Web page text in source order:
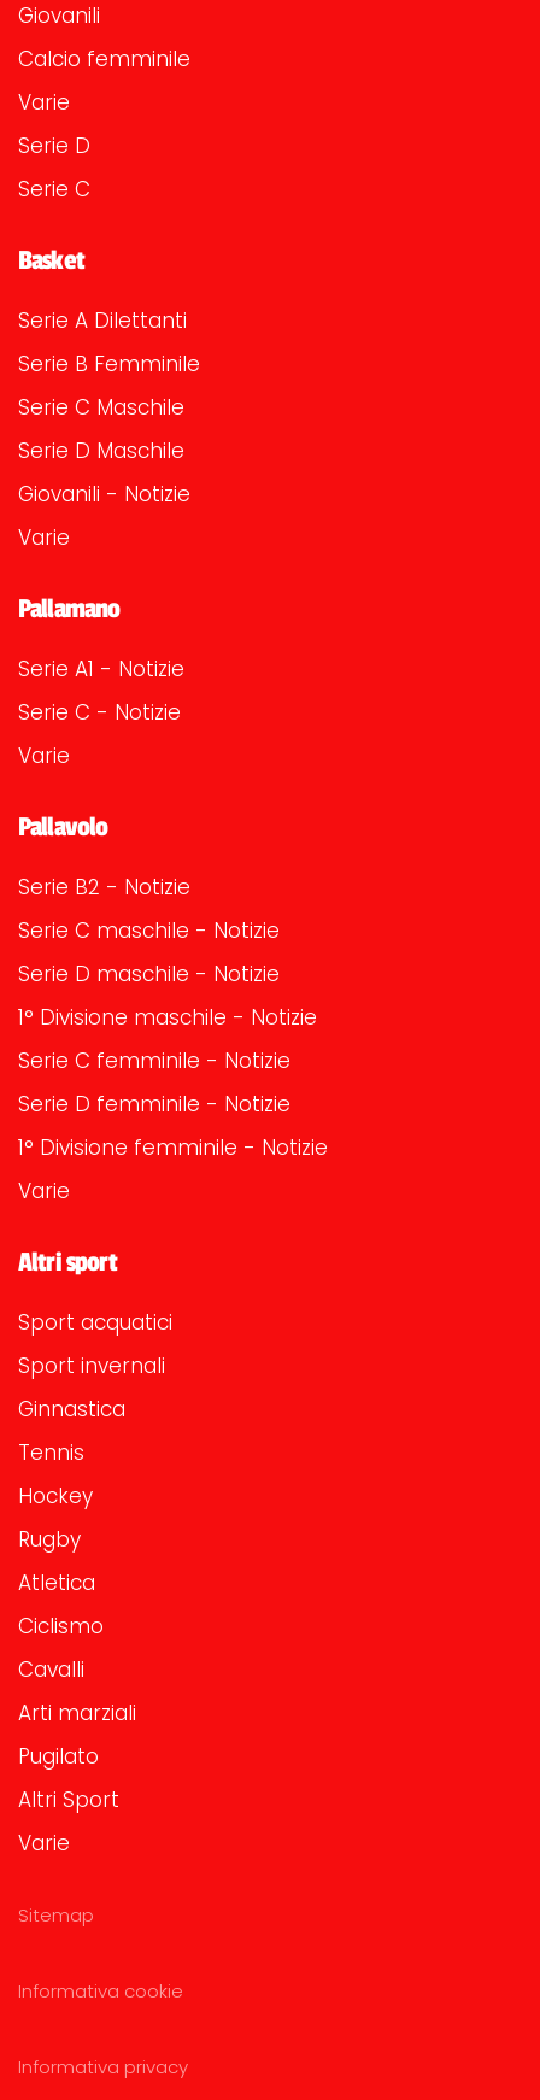
Giovanili
Calcio femminile
Varie
Serie D
Serie C
Basket
Serie A Dilettanti
Serie B Femminile
Serie C Maschile
Serie D Maschile
Giovanili - Notizie
Varie
Pallamano
Serie A1 - Notizie
Serie C - Notizie
Varie
Pallavolo
Serie B2 - Notizie
Serie C maschile - Notizie
Serie D maschile - Notizie
1° Divisione maschile - Notizie
Serie C femminile - Notizie
Serie D femminile - Notizie
1° Divisione femminile - Notizie
Varie
Altri sport
Sport acquatici
Sport invernali
Ginnastica
Tennis
Hockey
Rugby
Atletica
Ciclismo
Cavalli
Arti marziali
Pugilato
Altri Sport
Varie
Sitemap
Informativa cookie
Informativa privacy